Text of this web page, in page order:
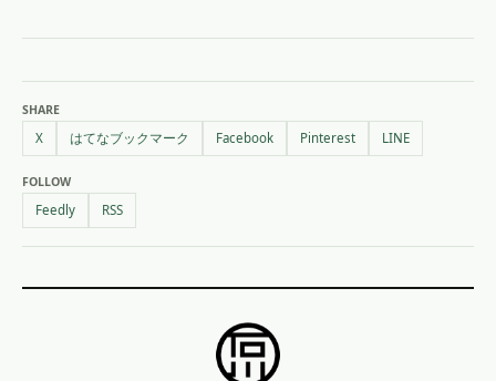
SHARE
X はてなブックマーク Facebook Pinterest LINE
FOLLOW
Feedly RSS